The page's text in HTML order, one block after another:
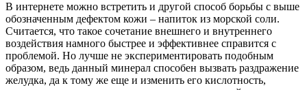
В интернете можно встретить и другой способ борьбы с выше
обозначенным дефектом кожи – напиток из морской соли.
Считается, что такое сочетание внешнего и внутреннего
воздействия намного быстрее и эффективнее справится с
проблемой. Но лучше не экспериментировать подобным
образом, ведь данный минерал способен вызвать раздражение
желудка, да к тому же еще и изменить его кислотность,